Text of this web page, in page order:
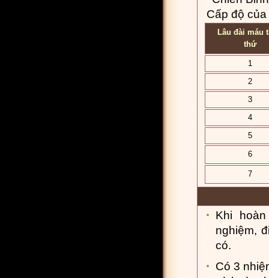
Cấp độ
Lâu đài máu
thứ
1
2
3
4
5
6
7
Khi
nghiệm,
có.
Có 3